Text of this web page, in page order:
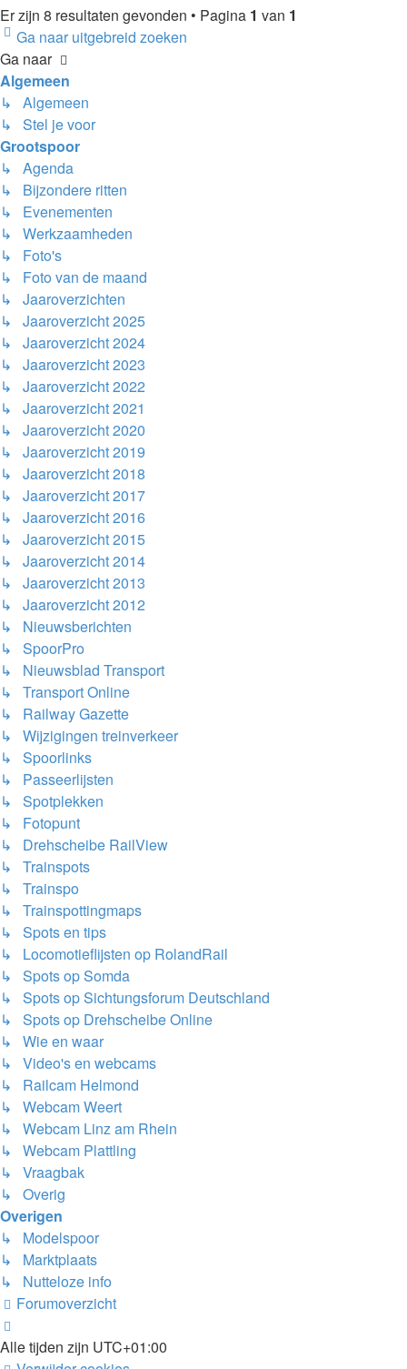
Er zijn 8 resultaten gevonden • Pagina 1 van 1
Ga naar uitgebreid zoeken
Ga naar
Algemeen
↳ Algemeen
↳ Stel je voor
Grootspoor
↳ Agenda
↳ Bijzondere ritten
↳ Evenementen
↳ Werkzaamheden
↳ Foto's
↳ Foto van de maand
↳ Jaaroverzichten
↳ Jaaroverzicht 2025
↳ Jaaroverzicht 2024
↳ Jaaroverzicht 2023
↳ Jaaroverzicht 2022
↳ Jaaroverzicht 2021
↳ Jaaroverzicht 2020
↳ Jaaroverzicht 2019
↳ Jaaroverzicht 2018
↳ Jaaroverzicht 2017
↳ Jaaroverzicht 2016
↳ Jaaroverzicht 2015
↳ Jaaroverzicht 2014
↳ Jaaroverzicht 2013
↳ Jaaroverzicht 2012
↳ Nieuwsberichten
↳ SpoorPro
↳ Nieuwsblad Transport
↳ Transport Online
↳ Railway Gazette
↳ Wijzigingen treinverkeer
↳ Spoorlinks
↳ Passeerlijsten
↳ Spotplekken
↳ Fotopunt
↳ Drehscheibe RailView
↳ Trainspots
↳ Trainspo
↳ Trainspottingmaps
↳ Spots en tips
↳ Locomotieflijsten op RolandRail
↳ Spots op Somda
↳ Spots op Sichtungsforum Deutschland
↳ Spots op Drehscheibe Online
↳ Wie en waar
↳ Video's en webcams
↳ Railcam Helmond
↳ Webcam Weert
↳ Webcam Linz am Rhein
↳ Webcam Plattling
↳ Vraagbak
↳ Overig
Overigen
↳ Modelspoor
↳ Marktplaats
↳ Nutteloze info
Forumoverzicht
Alle tijden zijn UTC+01:00